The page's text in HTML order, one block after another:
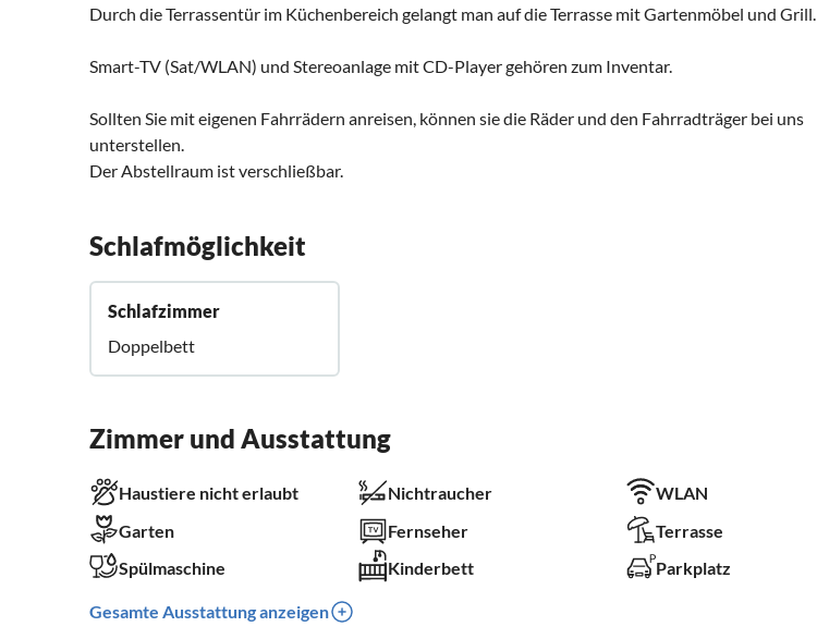
Durch die Terrassentür im Küchenbereich gelangt man auf die Terrasse mit Gartenmöbel und Grill.
Smart-TV (Sat/WLAN) und Stereoanlage mit CD-Player gehören zum Inventar.
Sollten Sie mit eigenen Fahrrädern anreisen, können sie die Räder und den Fahrradträger bei uns
unterstellen.
Der Abstellraum ist verschließbar.
Schlafmöglichkeit
Schlafzimmer
Doppelbett
Zimmer und Ausstattung
Haustiere nicht erlaubt Nichtraucher
WLAN
Garten
Fernseher
Terrasse
Spülmaschine
Kinderbett Parkplatz
Gesamte Ausstattung anzeigen